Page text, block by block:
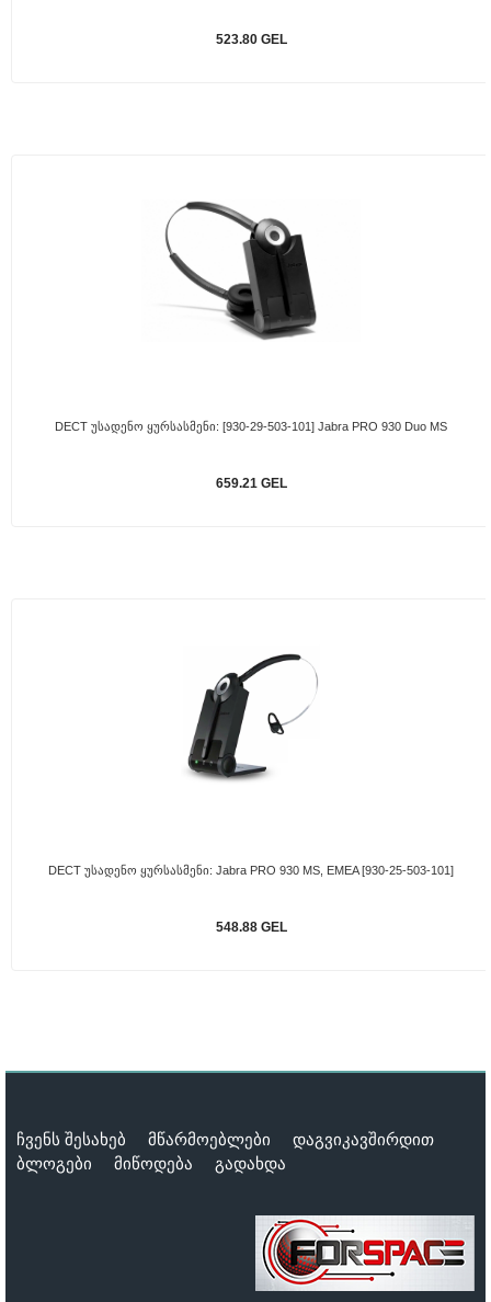
523.80 GEL
DECT Უსადენო Ყურსასმენი: [930-29-503-101] Jabra PRO 930 Duo MS
659.21 GEL
DECT Უსადენო Ყურსასმენი: Jabra PRO 930 MS, EMEA [930-25-503-101]
548.88 GEL
ჩვენს შესახებ მწარმოებლები
დაგვიკავშირდით
ბლოგები
მიწოდება გადახდა